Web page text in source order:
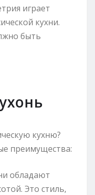
играет
кухни.
быть
кухню?
преимущества:
обладают
Это стиль,